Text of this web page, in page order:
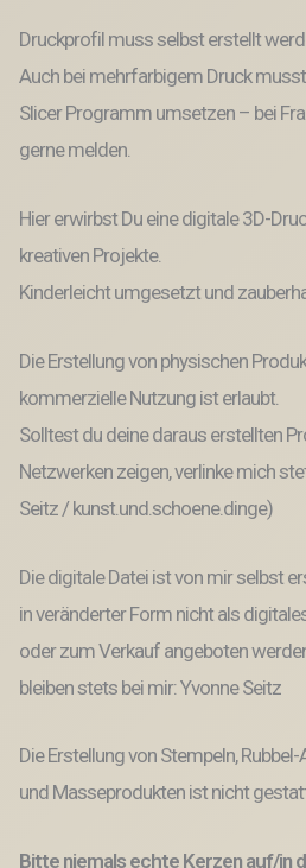
3D-
Datei
Druck
Vorlage
Druckprofil muss selbst erstellt
Auch bei mehrfarbigem Druck
Slicer Programm umsetzen – bei
gerne melden.
Hier erwirbst Du eine digitale 3D-
kreativen Projekte.
Kinderleicht umgesetzt und
Die Erstellung von physischen
kommerzielle Nutzung ist erlaubt.
Solltest du deine daraus erstellten
Netzwerken zeigen, verlinke mich
Seitz / kunst.und.schoene.dinge)
Die digitale Datei ist von mir selbst
in veränderter Form nicht als
oder zum Verkauf angeboten
bleiben stets bei mir: Yvonne Seitz
Die Erstellung von Stempeln,
und Masseprodukten ist nicht
Bitte niemals echte Kerzen auf/in